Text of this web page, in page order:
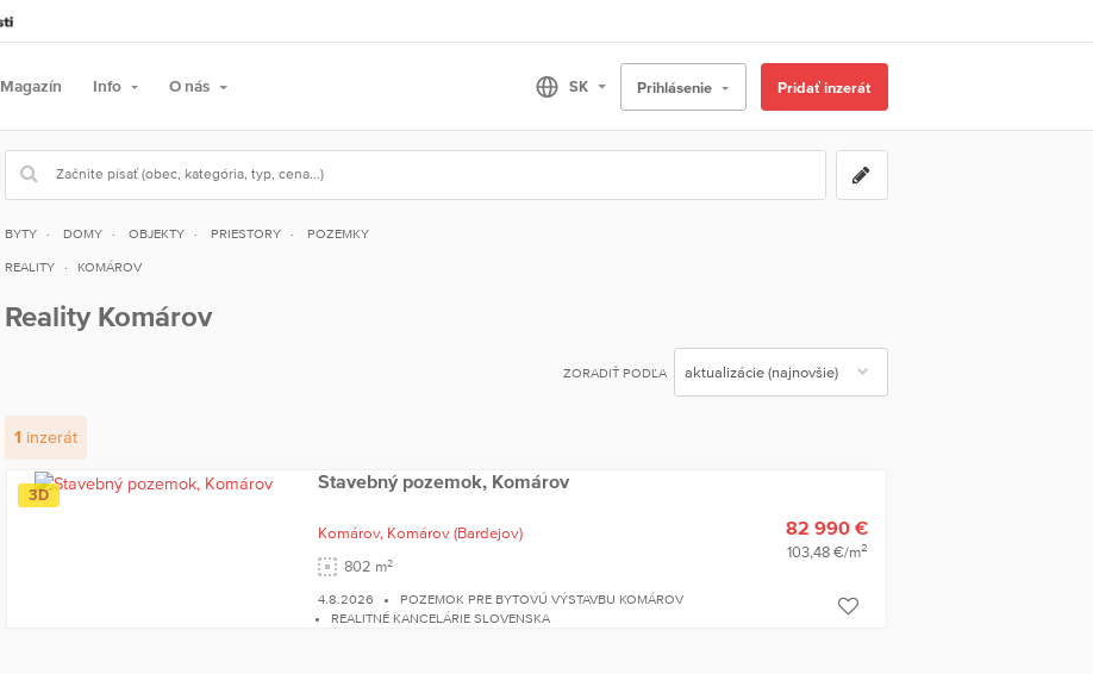
Magazín Info O nás Prihlásenie Pridať inzerát
BYTY DOMY OBJEKTY PRIESTORY POZEMKY
REALITY KOMÁROV
Reality Komárov
ZORADIŤ PODĽA
1 inzerát
3D
Stavebný pozemok, Komárov
Komárov, Komárov (Bardejov)
802 m2
82 990 €
103,48 €/m2
4.8.2026
POZEMOK PRE BYTOVÚ VÝSTAVBU KOMÁROV
REALITNÉ KANCELÁRIE SLOVENSKA